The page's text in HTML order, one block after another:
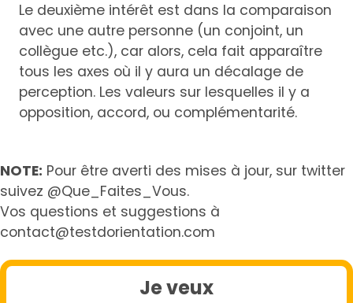
Le deuxième intérêt est dans la comparaison
avec une autre personne (un conjoint, un
collègue etc.), car alors, cela fait apparaître
tous les axes où il y aura un décalage de
perception. Les valeurs sur lesquelles il y a
opposition, accord, ou complémentarité.
NOTE: Pour être averti des mises à jour, sur twitter
suivez @Que_Faites_Vous.
Vos questions et suggestions à
contact@testdorientation.com
Je veux